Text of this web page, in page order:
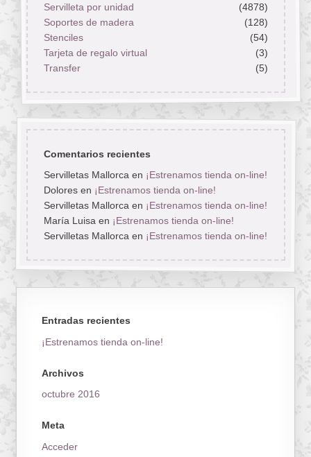
Servilleta por unidad
(4878)
Soportes de madera
(128)
Stenciles
(54)
Tarjeta de regalo virtual
(3)
Transfer
(5)
Comentarios recientes
Servilletas Mallorcaen ¡Estrenamos tienda on-line!
Doloresen ¡Estrenamos tienda on-line!
Servilletas Mallorcaen ¡Estrenamos tienda on-line!
María Luisaen ¡Estrenamos tienda on-line!
Servilletas Mallorcaen ¡Estrenamos tienda on-line!
Entradas recientes
¡Estrenamos tienda on-line!
Archivos
octubre 2016
Meta
Acceder